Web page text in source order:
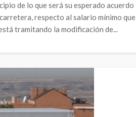
de lo que será su esperado acuerdo
respecto al salario mínimo que
tramitando la modificación de...